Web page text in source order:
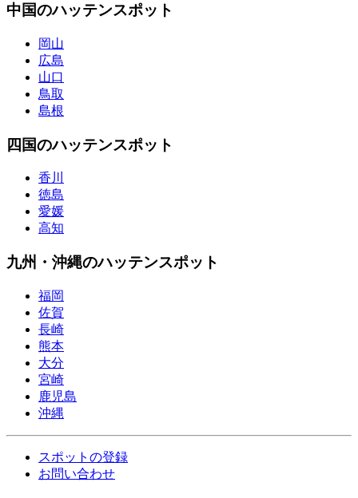
中国のハッテンスポット
岡山
広島
山口
鳥取
島根
四国のハッテンスポット
香川
徳島
愛媛
高知
九州・沖縄のハッテンスポット
福岡
佐賀
長崎
熊本
大分
宮崎
鹿児島
沖縄
スポットの登録
お問い合わせ